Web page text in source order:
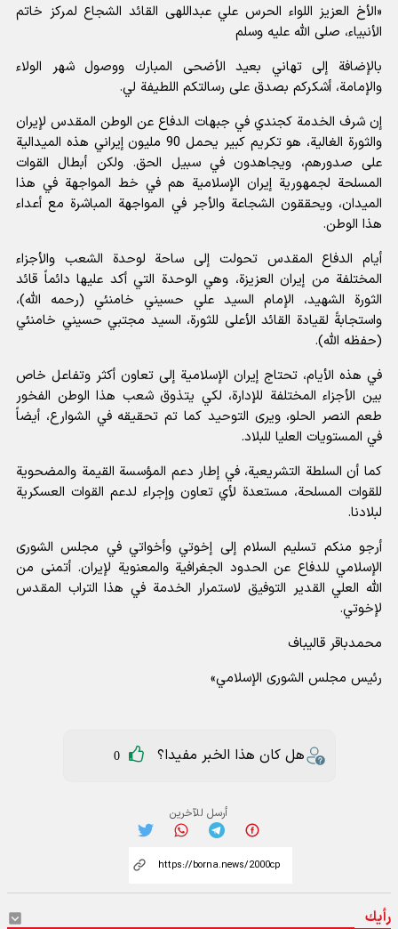
«الأخ العزيز اللواء الحرس علي عبداللهى القائد الشجاع لمركز خاتم
الأنبياء، صلى الله عليه وسلم
بالإضافة إلى تهاني بعيد الأضحى المبارك ووصول شهر الولاء
والإمامة، أشكركم بصدق على رسالتكم اللطيفة لي.
إن شرف الخدمة كجندي في جبهات الدفاع عن الوطن المقدس لإيران
والثورة الغالية، هو تكريم كبير يحمل 90 مليون إيراني هذه الميدالية
على صدورهم، ويجاهدون في سبيل الحق. ولكن أبطال القوات
المسلحة لجمهورية إيران الإسلامية هم في خط المواجهة في هذا
الميدان، ويحققون الشجاعة والأجر في المواجهة المباشرة مع أعداء
هذا الوطن.
أيام الدفاع المقدس تحولت إلى ساحة لوحدة الشعب والأجزاء
المختلفة من إيران العزيزة، وهي الوحدة التي أكد عليها دائماً قائد
الثورة الشهيد، الإمام السيد علي حسيني خامنئي (رحمه الله)،
واستجابةً لقيادة القائد الأعلى للثورة، السيد مجتبي حسيني خامنئي
(حفظه الله).
في هذه الأيام، تحتاج إيران الإسلامية إلى تعاون أكثر وتفاعل خاص
بين الأجزاء المختلفة للإدارة، لكي يتذوق شعب هذا الوطن الفخور
طعم النصر الحلو، ويرى التوحيد كما تم تحقيقه في الشوارع، أيضاً
في المستويات العليا للبلاد.
كما أن السلطة التشريعية، في إطار دعم المؤسسة القيمة والمضحوية
للقوات المسلحة، مستعدة لأي تعاون وإجراء لدعم القوات العسكرية
لبلادنا.
أرجو منكم تسليم السلام إلى إخوتي وأخواتي في مجلس الشورى
الإسلامي للدفاع عن الحدود الجغرافية والمعنوية لإيران. أتمنى من
الله العلي القدير التوفيق لاستمرار الخدمة في هذا التراب المقدس
لإخوتي.
محمدباقر قاليباف
رئيس مجلس الشورى الإسلامي»
هل كان هذا الخبر مفيدا؟ 0
أرسل للآخرين
رأيك